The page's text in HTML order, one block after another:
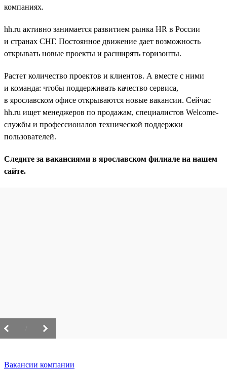
компаниях.
hh.ru активно занимается развитием рынка HR в России
и странах СНГ. Постоянное движение дает возможность
открывать новые проекты и расширять горизонты.
Растет количество проектов и клиентов. А вместе с ними
и команда: чтобы поддерживать качество сервиса,
в ярославском офисе открываются новые вакансии. Сейчас
hh.ru ищет менеджеров по продажам, специалистов Welcome-
службы и профессионалов технической поддержки
пользователей.
Следите за вакансиями в ярославском филиале на нашем
сайте.
Вакансии компании